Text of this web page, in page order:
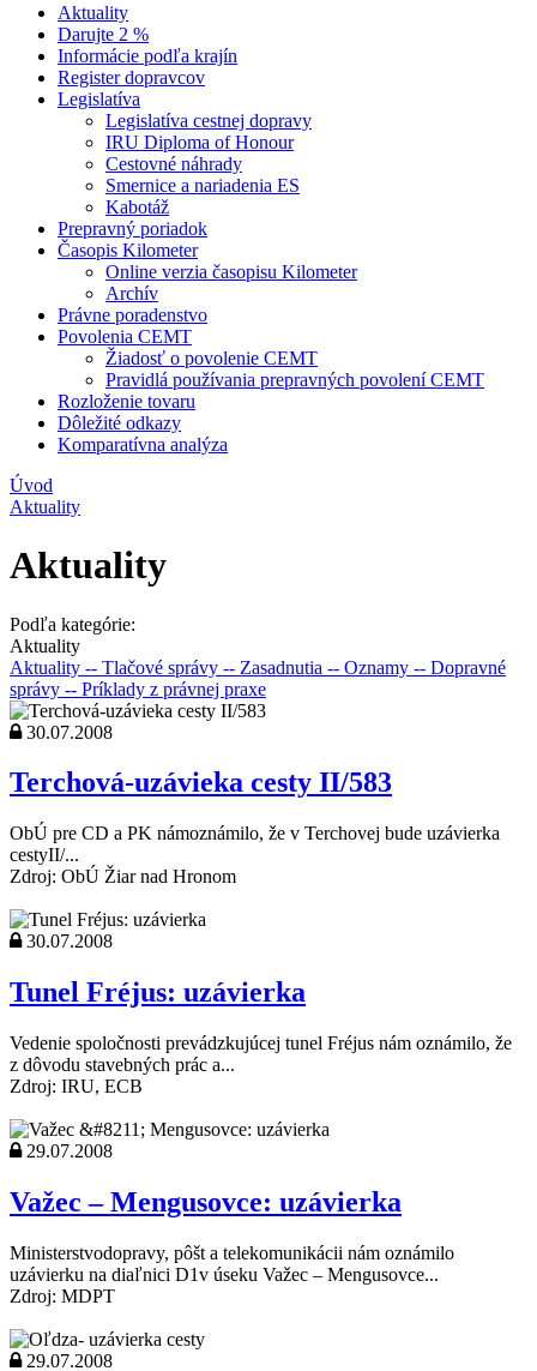
Aktuality
Darujte 2 %
Informácie podľa krajín
Register dopravcov
Legislatíva
Legislatíva cestnej dopravy
IRU Diploma of Honour
Cestovné náhrady
Smernice a nariadenia ES
Kabotáž
Prepravný poriadok
Časopis Kilometer
Online verzia časopisu Kilometer
Archív
Právne poradenstvo
Povolenia CEMT
Žiadosť o povolenie CEMT
Pravidlá používania prepravných povolení CEMT
Rozloženie tovaru
Dôležité odkazy
Komparatívna analýza
Úvod
Aktuality
Aktuality
Podľa kategórie:
Aktuality
Aktuality -- Tlačové správy -- Zasadnutia -- Oznamy -- Dopravné
správy -- Príklady z právnej praxe
30.07.2008
Terchová-uzávieka cesty II/583
ObÚ pre CD a PK námoznámilo, že v Terchovej bude uzávierka
cestyII/...
Zdroj: ObÚ Žiar nad Hronom
30.07.2008
Tunel Fréjus: uzávierka
Vedenie spoločnosti prevádzkujúcej tunel Fréjus nám oznámilo, že
z dôvodu stavebných prác a...
Zdroj: IRU, ECB
29.07.2008
Važec – Mengusovce: uzávierka
Ministerstvodopravy, pôšt a telekomunikácii nám oznámilo
uzávierku na diaľnici D1v úseku Važec – Mengusovce...
Zdroj: MDPT
29.07.2008